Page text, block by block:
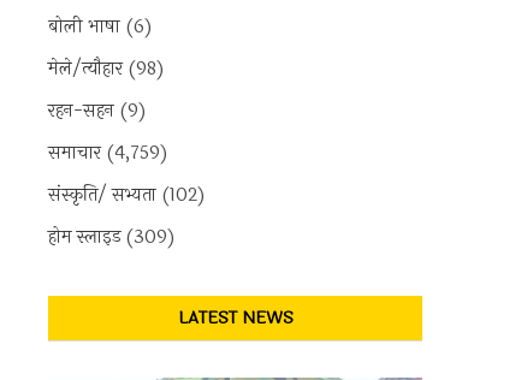
बोली भाषा (6)
मेले/त्यौहार(98)
रहन-सहन (9)
समाचार(4,759)
संस्कृति/ सभ्यता (102)
होम स्लाइड(309)
LATEST NEWS